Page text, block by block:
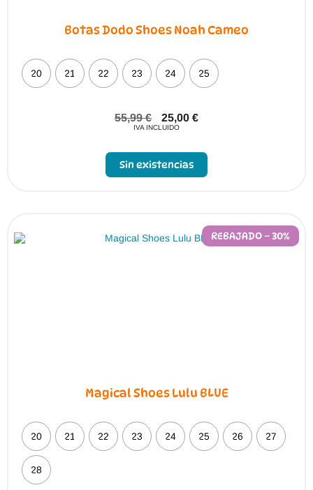
Botas Dodo Shoes Noah Cameo
20 21 22 23 24 25
55,99€ 25,00 €
IVA INCLUIDO
Sin existencias
REBAJADO – 30%
Magical Shoes Lulu BLUE
20 21 22 23 24 25 26 27
28